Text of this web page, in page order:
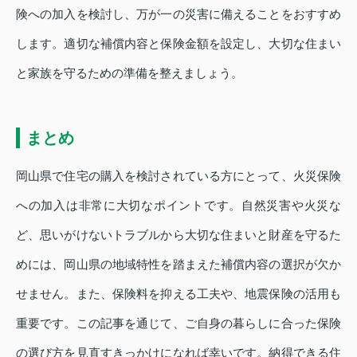
険への加入を検討し、万が一の災害に備えることをおすすめ
します。適切な補償内容と保険金額を設定し、大切な住まい
と家族を守るための準備を整えましょう。
まとめ
岡山県で住宅の購入を検討されている方にとって、火災保険
への加入は非常に大切なポイントです。自然災害や火災な
ど、思いがけないトラブルから大切な住まいと財産を守るた
めには、岡山県の地域特性を踏まえた補償内容の選択が欠か
せません。また、保険料を抑える工夫や、地震保険の活用も
重要です。この記事を通じて、ご自身の暮らしに合った保険
の選び方を見直すきっかけになれば幸いです。納得できる住